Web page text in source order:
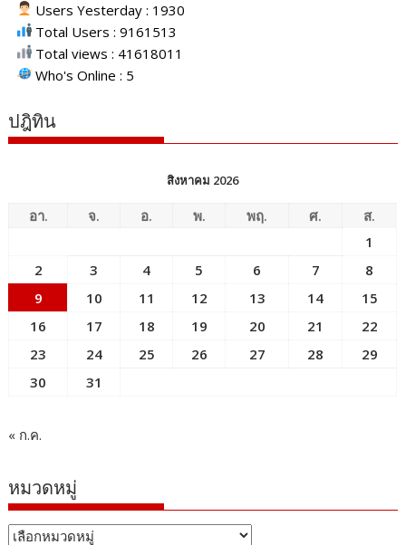
Users Yesterday : 1930
Total Users : 9161513
Total views : 41618011
Who's Online : 5
ปฎิทิน
สิงหาคม 2026
อา. จ. อ. พ. พฤ. ศ.
ส.
1
2
3 4 5 6 7
8
9
10 11 12 13 14
15
16
17 18 19 20 21
22
23
24 25 26 27 28
29
30
31
« ก.ค.
หมวดหมู่
หมวด